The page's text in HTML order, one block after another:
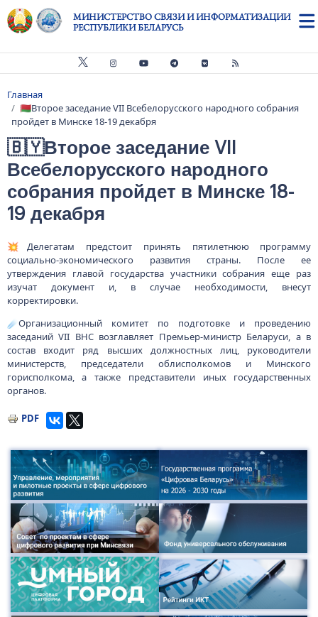
Перейти к основному содержанию
МИНИСТЕРСТВО СВЯЗИ И ИНФОРМАТИЗАЦИИ
РЕСПУБЛИКИ БЕЛАРУСЬ
Строка навигации
Главная
🇧🇾Второе заседание VII Всебелорусского народного собрания
пройдет в Минске 18-19 декабря
🇧🇾Второе заседание VII
Всебелорусского народного
собрания пройдет в Минске 18-
19 декабря
💥Делегатам предстоит принять пятилетнюю программу
социально-экономического развития страны. После ее
утверждения главой государства участники собрания еще раз
изучат документ и, в случае необходимости, внесут
корректировки.
☄️Организационный комитет по подготовке и проведению
заседаний VII ВНС возглавляет Премьер-министр Беларуси, а в
состав входит ряд высших должностных лиц, руководители
министерств, председатели облисполкомов и Минского
горисполкома, а также представители иных государственных
органов.
PDF